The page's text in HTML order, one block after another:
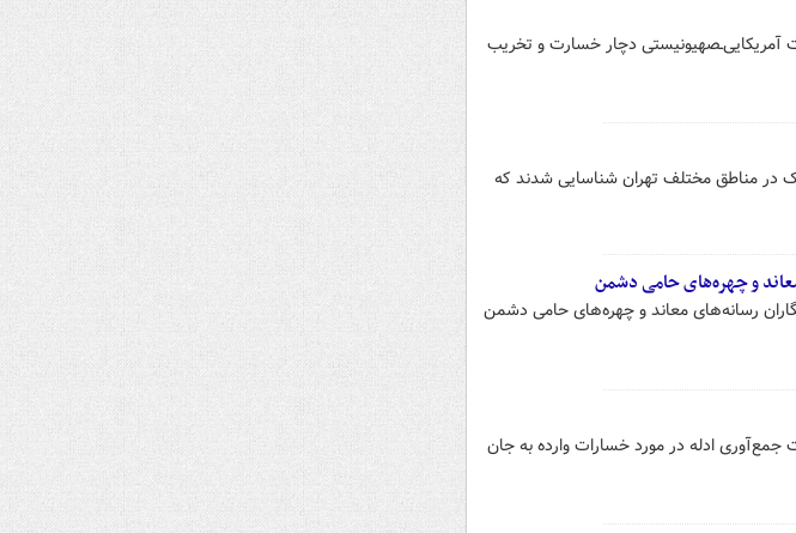
آمریکایی‌ـصهیونیستی دچار خسارت و تخریب
گفت: از شروع اجرای طرح حمایت از کودکان، تعداد ۵۱۷۵ کودک در مناطق مختلف تهران شناسایی شدند که
بیش از ۱۰۰ نفر از مدیران و خبرنگاران رسانه‌های معاند و چهره‌های حامی دشمن
ادله در مورد خسارات وارده به جان